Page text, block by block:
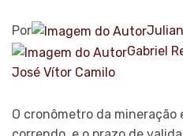
Por
Gabriel
José Vítor Camilo
O cronômetro da mineração